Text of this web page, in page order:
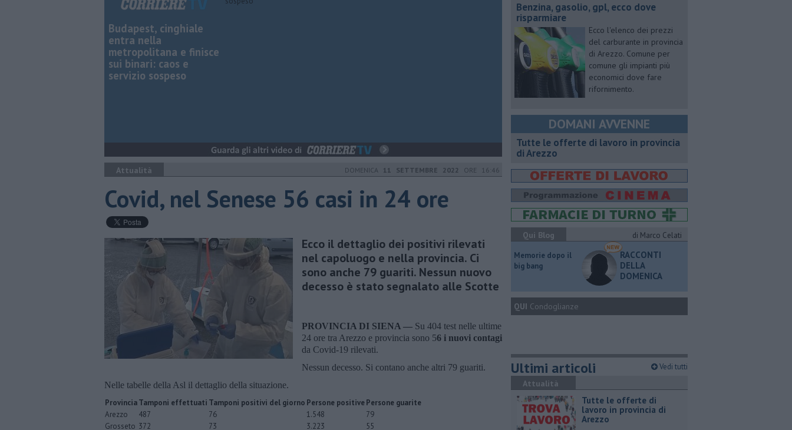
Budapest, cinghiale
entra nella
metropolitana e finisce
sui binari: caos e
servizio sospeso
Attualità DOMENICA 11 SETTEMBRE 2022 ORE 16:46
Covid, nel Senese 56 casi in 24 ore
Ecco il dettaglio dei positivi rilevati
nel capoluogo e nella provincia. Ci
sono anche 79 guariti. Nessun nuovo
decesso è stato segnalato alle Scotte
PROVINCIA DI SIENA — Su 404 test nelle ultime
24 ore tra Arezzo e provincia sono 56 i nuovi contagi
da Covid-19 rilevati.
Nessun decesso. Si contano anche altri 79 guariti.
Nelle tabelle della Asl il dettaglio della situazione.
ProvinciaTamponi effettuati Tamponi positivi del giorno Persone positivePersone guarite
Arezzo
487 76 1.548
79
Grosseto 372 73 3.223
55
​Benzina, gasolio, gpl, ecco dove
risparmiare
Ecco l'elenco dei prezzi
del carburante in provincia
di Arezzo. Comune per
comune gli impianti più
economici dove fare
rifornimento.
DOMANI AVVENNE
​Tutte le offerte di lavoro in provincia
di Arezzo
Qui Blog
di Marco Celati
Memorie dopo il
big bang
RACCONTI
DELLA
DOMENICA
QUI Condoglianze
Ultimi articoli Vedi tutti
Attualità
​Tutte le offerte di
lavoro in provincia di
Arezzo